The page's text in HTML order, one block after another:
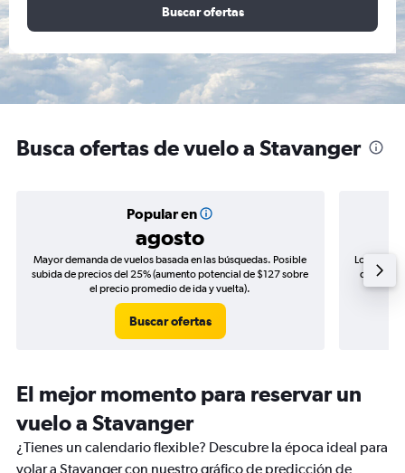
Buscar ofertas
Busca ofertas de vuelo a Stavanger
Popular en
agosto
Mayor demanda de vuelos basada en las búsquedas. Posible
subida de precios del 25% (aumento potencial de $127 sobre
el precio promedio de ida y vuelta).
Buscar ofertas
Los
de
El mejor momento para reservar un
vuelo a Stavanger
¿Tienes un calendario flexible? Descubre la época ideal para
volar a Stavanger con nuestro gráfico de predicción de